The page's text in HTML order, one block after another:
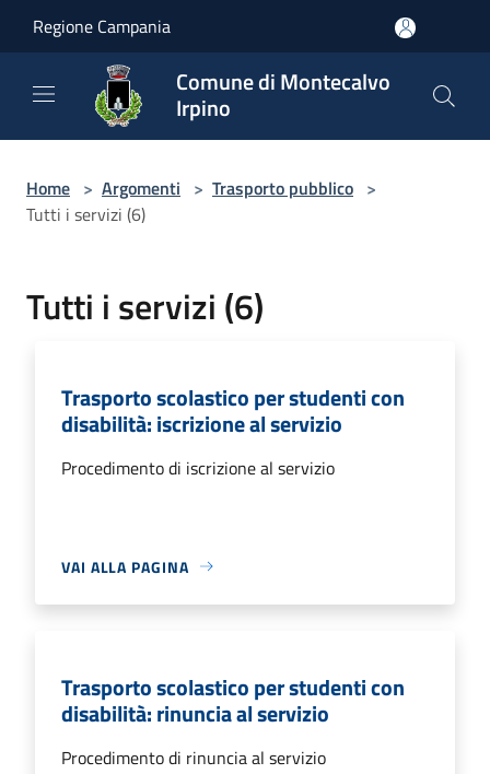
Regione Campania
Comune di Montecalvo
Irpino
Home > Argomenti > Trasporto pubblico >
Tutti i servizi (6)
Tutti i servizi (6)
Trasporto scolastico per studenti con
disabilità: iscrizione al servizio
Procedimento di iscrizione al servizio
VAI ALLA PAGINA
Trasporto scolastico per studenti con
disabilità: rinuncia al servizio
Procedimento di rinuncia al servizio